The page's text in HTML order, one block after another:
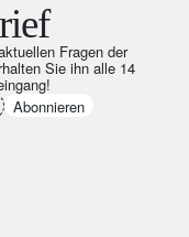
Fragen der
Sie ihn alle 14